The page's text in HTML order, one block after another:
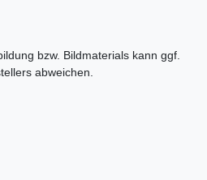
bzw. Bildmaterials kann ggf.
abweichen.